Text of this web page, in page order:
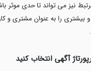
نیز می تواند تا حدی موثر
بیشتری را به عنوان مشتری و
آگهی انتخاب کنید